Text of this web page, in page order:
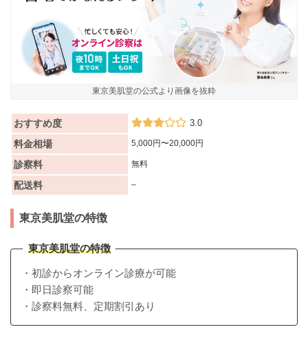
東京美肌堂の公式より画像を抜粋
おすすめ度 3.0
料金相場 5,000円〜20,000円
診察料 無料
配送料 –
東京美肌堂の特徴
東京美肌堂の特徴
・初診からオンライン診療が可能
・即日診察可能
・診察料無料、定期割引あり